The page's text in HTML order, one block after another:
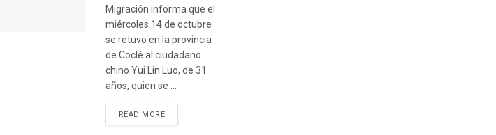
Migración informa que el
miércoles 14 de octubre
se retuvo en la provincia
de Coclé al ciudadano
chino Yui Lin Luo, de 31
años, quien se ...
READ MORE